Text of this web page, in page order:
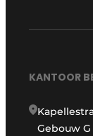
KANTOOR
Gebouw G